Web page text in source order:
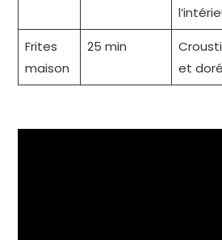
Frites
maison
25 min
et